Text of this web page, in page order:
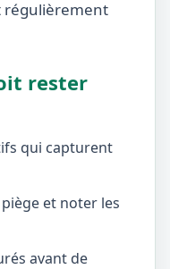
régulièrement
rester
qui capturent
et noter les
avant de